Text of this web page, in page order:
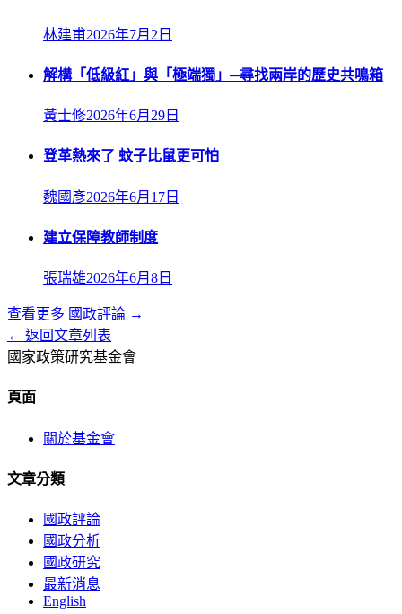
林建甫2026年7月2日
解構「低級紅」與「極端獨」─尋找兩岸的歷史共鳴箱
黃士修2026年6月29日
登革熱來了 蚊子比鼠更可怕
魏國彥2026年6月17日
建立保障教師制度
張瑞雄2026年6月8日
查看更多 國政評論 →
← 返回文章列表
國家政策研究基金會
頁面
關於基金會
文章分類
國政評論
國政分析
國政研究
最新消息
English